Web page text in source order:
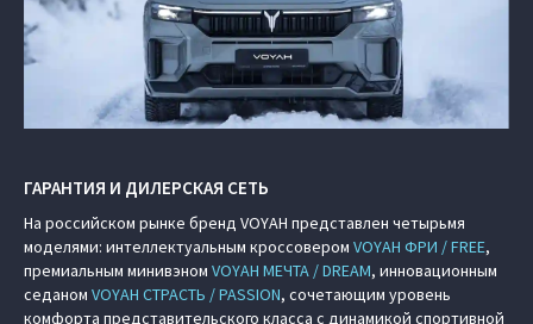
ГАРАНТИЯ И ДИЛЕРСКАЯ СЕТЬ
На российском рынке бренд VOYAH представлен четырьмя
моделями: интеллектуальным кроссовером VOYAH ФРИ / FREE,
премиальным минивэном VOYAH МЕЧТА / DREAM, инновационным
седаном VOYAH СТРАСТЬ / PASSION, сочетающим уровень
комфорта представительского класса с динамикой спортивной